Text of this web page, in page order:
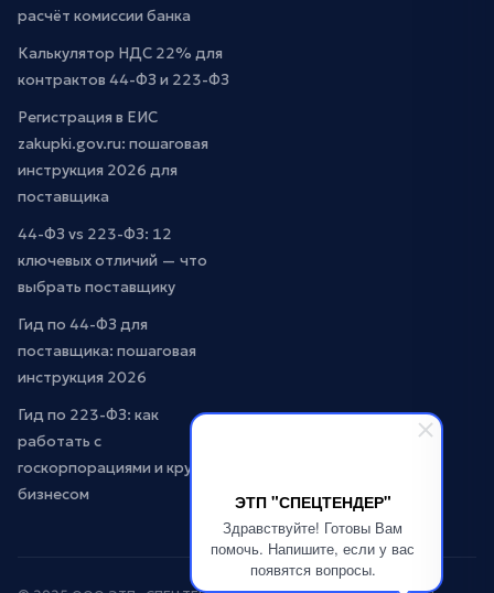
ЭТП "СПЕЦТЕНДЕР"
Здравствуйте! Готовы Вам
помочь. Напишите, если у вас
появятся вопросы.
расчёт комиссии банка
Калькулятор НДС 22% для
контрактов 44-ФЗ и 223-ФЗ
Регистрация в ЕИС
zakupki.gov.ru: пошаговая
инструкция 2026 для
поставщика
44-ФЗ vs 223-ФЗ: 12
ключевых отличий — что
выбрать поставщику
Гид по 44-ФЗ для
поставщика: пошаговая
инструкция 2026
Гид по 223-ФЗ: как
работать с
госкорпорациями и крупным
бизнесом